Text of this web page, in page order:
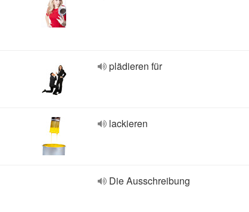
plädieren für
lackieren
Die Ausschreibung